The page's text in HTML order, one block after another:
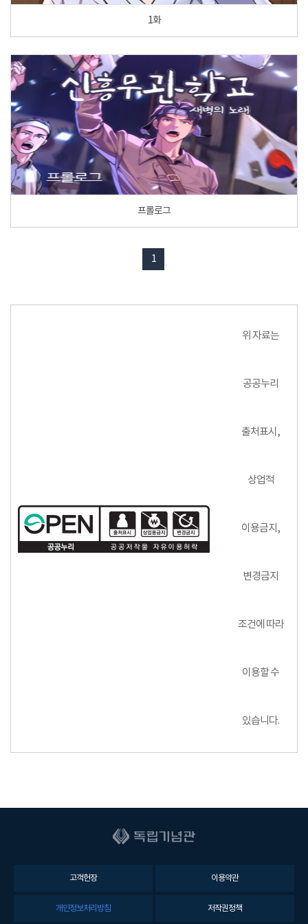
1화
프롤로그
1
위 자료는
공공누리
출처표시,
상업적
이용금지,
변경금지
조건에 따라
이용할 수
있습니다.
고객헌장 이용약관
개인정보처리방침 저작권정책